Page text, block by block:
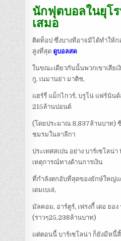
นักฟุตบอลในยุโ
เสมอ
ติดท็อป ซึ่งบางทีอาจมิได้ทำให้
สูงที่สุด ดูบอลสด
ในขณะเดียวกันนั้นพวกเขาเสีย
กู, เนมานย่า มาติช,
แฮร์รี่ แม็กไกวร์, บรูโน่ แฟร์นัน
215ล้านปอนด์
(โดยประมาณ 8,837ล้านบาท)
ชมรมในลาลีกา
ประเทศสเปน อย่าง บาร์เซโล
เหตุการณ์ทางด้านการเงิน
ที่กำลังตกอับที่สุดของยักษ์ใหญ่แ
เดมเบเล่,
มัลคอม, อาร์ตูร์, เฟรงกี้ เดอ ย
(ราวๆ25,238ล้านบาท)
แต่ตอนนี้ บาร์เซโลน่า ก็ยังมีหนี้